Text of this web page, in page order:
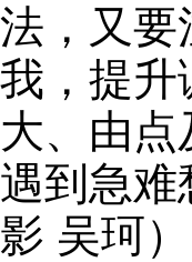
法，又要
我，提升
大、由
遇到急
影 吴珂）